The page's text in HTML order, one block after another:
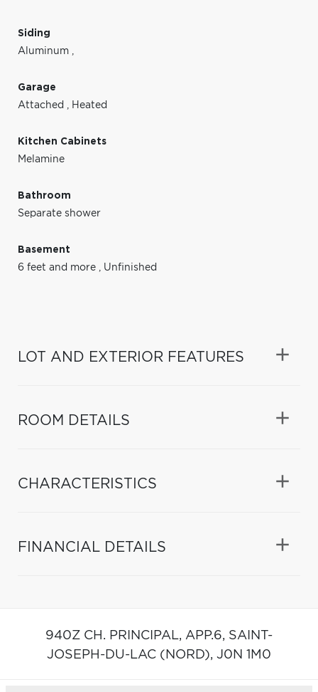
Siding
Aluminum ,
Garage
Attached , Heated
Kitchen Cabinets
Melamine
Bathroom
Separate shower
Basement
6 feet and more , Unfinished
LOT AND EXTERIOR FEATURES
ROOM DETAILS
CHARACTERISTICS
FINANCIAL DETAILS
940Z CH. PRINCIPAL, APP.6, SAINT-
JOSEPH-DU-LAC (NORD), J0N 1M0